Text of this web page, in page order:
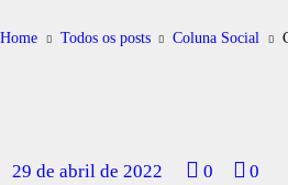
Home Todos os posts Coluna Social
29 de abril de 2022 0
0